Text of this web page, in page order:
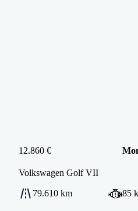
12.860 €
Volkswagen Golf VII
79.610 km 85